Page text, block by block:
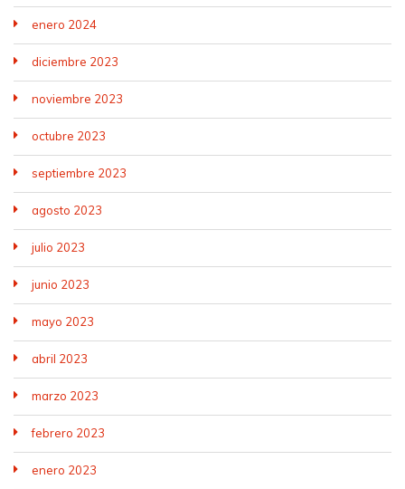
enero 2024
diciembre 2023
noviembre 2023
octubre 2023
septiembre 2023
agosto 2023
julio 2023
junio 2023
mayo 2023
abril 2023
marzo 2023
febrero 2023
enero 2023